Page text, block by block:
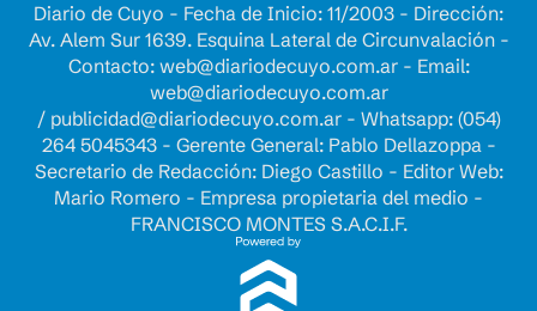
Diario de Cuyo - Fecha de Inicio: 11/2003 - Dirección:
Av. Alem Sur 1639. Esquina Lateral de Circunvalación -
Contacto: web@diariodecuyo.com.ar- Email:
web@diariodecuyo.com.ar
/ publicidad@diariodecuyo.com.ar- Whatsapp: (054)
264 5045343 - Gerente General: Pablo Dellazoppa -
Secretario de Redacción: Diego Castillo - Editor Web:
Mario Romero - Empresa propietaria del medio -
FRANCISCO MONTES S.A.C.I.F.